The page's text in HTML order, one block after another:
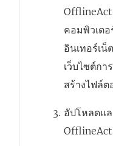
คอมพิวเตอ
อินเทอร์เ
เว็บไซต์กา
สร้างไฟล์ต
อัปโหลดแ